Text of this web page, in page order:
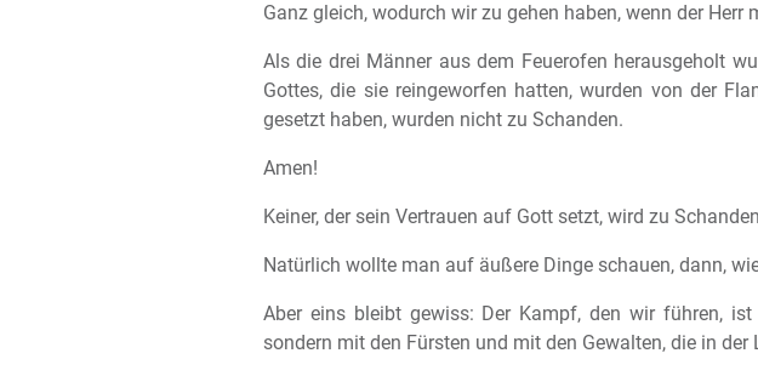
Ganz gleich, wodurch wir zu gehen haben, wenn der
Als die drei Männer aus dem Feuerofen herausgeholt
Gottes, die sie reingeworfen hatten, wurden von der
gesetzt haben, wurden nicht zu Schanden.
Amen!
Keiner, der sein Vertrauen auf Gott setzt, wird zu
Natürlich wollte man auf äußere Dinge schauen, dann,
Aber eins bleibt gewiss: Der Kampf, den wir führen,
sondern mit den Fürsten und mit den Gewalten, die in der